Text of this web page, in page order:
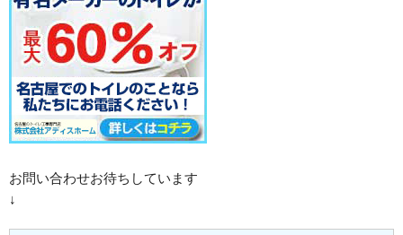
お問い合わせお待ちしています
↓